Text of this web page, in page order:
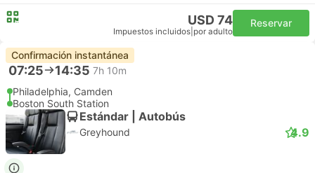
USD 74
Impuestos incluidos por adulto
Reservar
Confirmación instantánea
07:25 14:35 7h 10m
Philadelphia, Camden
Boston South Station
Estándar | Autobús
Greyhound 4.9